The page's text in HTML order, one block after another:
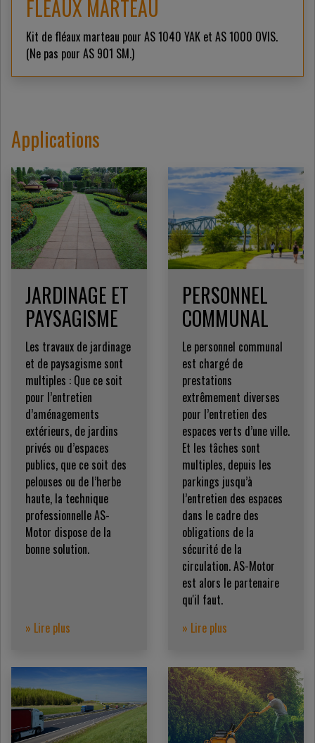
FLÉAUX MARTEAU
Kit de fléaux marteau pour AS 1040 YAK et AS 1000 OVIS.
(Ne pas pour AS 901 SM.)
Applications
JARDINAGE ET
PAYSAGISME
Les travaux de jardinage
et de paysagisme sont
multiples : Que ce soit
pour l’entretien
d’aménagements
extérieurs, de jardins
privés ou d’espaces
publics, que ce soit des
pelouses ou de l’herbe
haute, la technique
professionnelle AS-
Motor dispose de la
bonne solution.
» Lire plus
PERSONNEL
COMMUNAL
Le personnel communal
est chargé de
prestations
extrêmement diverses
pour l’entretien des
espaces verts d’une ville.
Et les tâches sont
multiples, depuis les
parkings jusqu’à
l’entretien des espaces
dans le cadre des
obligations de la
sécurité de la
circulation. AS-Motor
est alors le partenaire
qu'il faut.
» Lire plus